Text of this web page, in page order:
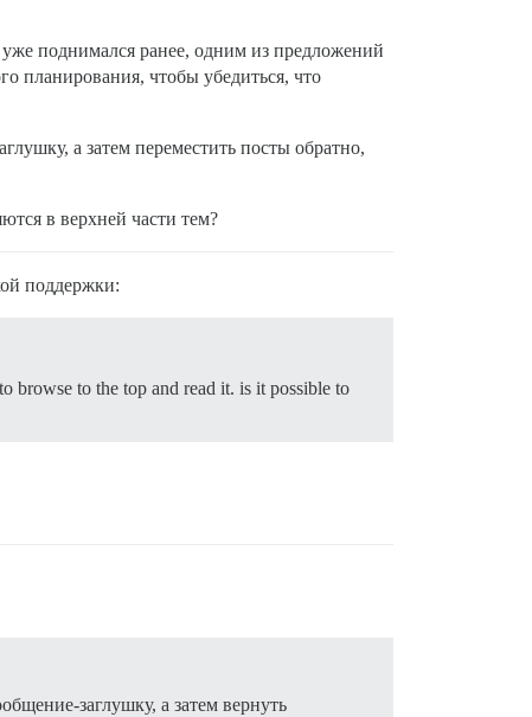
поднимался ранее, одним из предложений
планирования, чтобы убедиться, что
а затем переместить посты обратно,
в верхней части тем?
поддержки:
browse to the top and read it. is it possible to
заглушку, а затем вернуть